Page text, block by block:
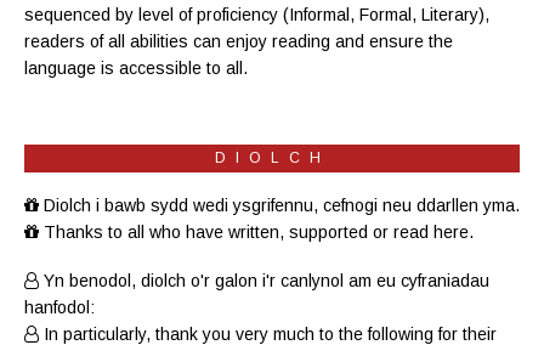
sequenced by level of proficiency (Informal , Formal , Literary),
readers of all abilities can enjoy reading and ensure the
language is accessible to all.
DIOLCH
Diolch i bawb sydd wedi ysgrifennu, cefnogi neu ddarllen yma.
Thanks to all who have written, supported or read here.
Yn benodol, diolch o'r galon i'r canlynol am eu cyfraniadau
hanfodol:
In particularly, thank you very much to the following for their